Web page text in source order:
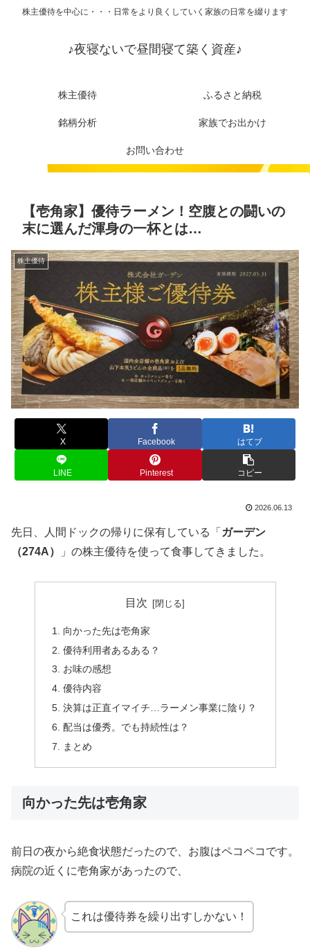
株主優待を中心に・・・日常をより良くしていく家族の日常を綴ります
♪夜寝ないで昼間寝て築く資産♪
株主優待 ふるさと納税
銘柄分析 家族でお出かけ
お問い合わせ
【壱角家】優待ラーメン！空腹との闘いの
末に選んだ渾身の一杯とは…
株主優待
X Facebook はてブ
LINE Pinterest コピー
2026.06.13
先日、人間ドックの帰りに保有している「 ガーデン
（274A）
」の株主優待を使って食事してきました。
目次
向かった先は壱角家
優待利用者あるある？
お味の感想
優待内容
決算は正直イマイチ…ラーメン事業に陰り？
配当は優秀。でも持続性は？
まとめ
向かった先は壱角家
前日の夜から絶食状態だったので、お腹はペコペコです。
病院の近くに壱角家があったので、
これは優待券を繰り出すしかない！